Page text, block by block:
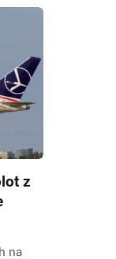
z
na